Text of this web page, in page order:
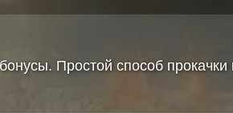
Простой способ прокачки